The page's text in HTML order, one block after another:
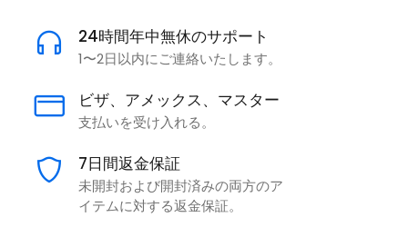
24時間年中無休のサポート
1〜2日以内にご連絡いたします。
ビザ、アメックス、マスター
支払いを受け入れる。
7日間返金保証
未開封および開封済みの両方のア
イテムに対する返金保証。